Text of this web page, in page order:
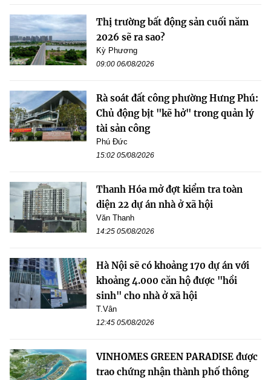
Thị trường bất động sản cuối năm
2026 sẽ ra sao?
Kỳ Phương
09:00 06/08/2026
Rà soát đất công phường Hưng Phú:
Chủ động bịt "kẽ hở" trong quản lý
tài sản công
Phú Đức
15:02 05/08/2026
Thanh Hóa mở đợt kiểm tra toàn
diện 22 dự án nhà ở xã hội
Văn Thanh
14:25 05/08/2026
Hà Nội sẽ có khoảng 170 dự án với
khoảng 4.000 căn hộ được "hồi
sinh" cho nhà ở xã hội
T.Vân
12:45 05/08/2026
VINHOMES GREEN PARADISE được
trao chứng nhận thành phố thông